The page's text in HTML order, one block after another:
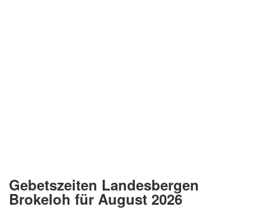
Gebetszeiten Landesbergen
Brokeloh für August 2026